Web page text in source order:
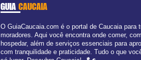
GUIACAUCAIA
O GuiaCaucaia.com é o portal de Caucaia para
moradores. Aqui você encontra onde comer,
hospedar, além de serviços essenciais para
com tranquilidade e praticidade. Tudo o que